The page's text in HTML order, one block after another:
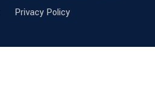
Privacy Policy